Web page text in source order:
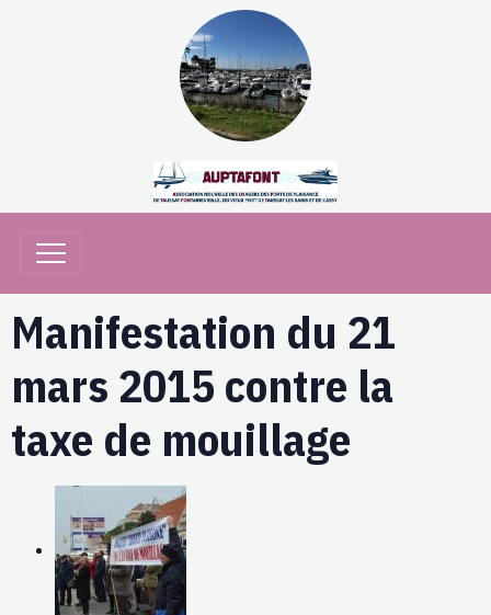
Manifestation du 21
mars 2015 contre la
taxe de mouillage